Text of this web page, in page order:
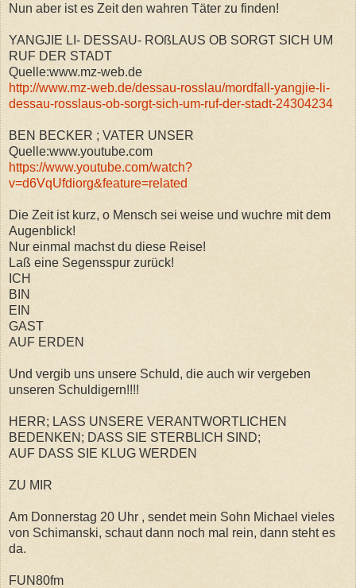
Nun aber ist es Zeit den wahren Täter zu finden!
YANGJIE LI- DESSAU- ROßLAUS OB SORGT SICH UM
RUF DER STADT
Quelle:www.mz-web.de
http://www.mz-web.de/dessau-rosslau/mordfall-yangjie-li-
dessau-rosslaus-ob-sorgt-sich-um-ruf-der-stadt-24304234
BEN BECKER ; VATER UNSER
Quelle:www.youtube.com
https://www.youtube.com/watch?
v=d6VqUfdiorg&feature=related
Die Zeit ist kurz, o Mensch sei weise und wuchre mit dem
Augenblick!
Nur einmal machst du diese Reise!
Laß eine Segensspur zurück!
ICH
BIN
EIN
GAST
AUF ERDEN
Und vergib uns unsere Schuld, die auch wir vergeben
unseren Schuldigern!!!!
HERR; LASS UNSERE VERANTWORTLICHEN
BEDENKEN; DASS SIE STERBLICH SIND;
AUF DASS SIE KLUG WERDEN
ZU MIR
Am Donnerstag 20 Uhr , sendet mein Sohn Michael vieles
von Schimanski, schaut dann noch mal rein, dann steht es
da.
FUN80fm